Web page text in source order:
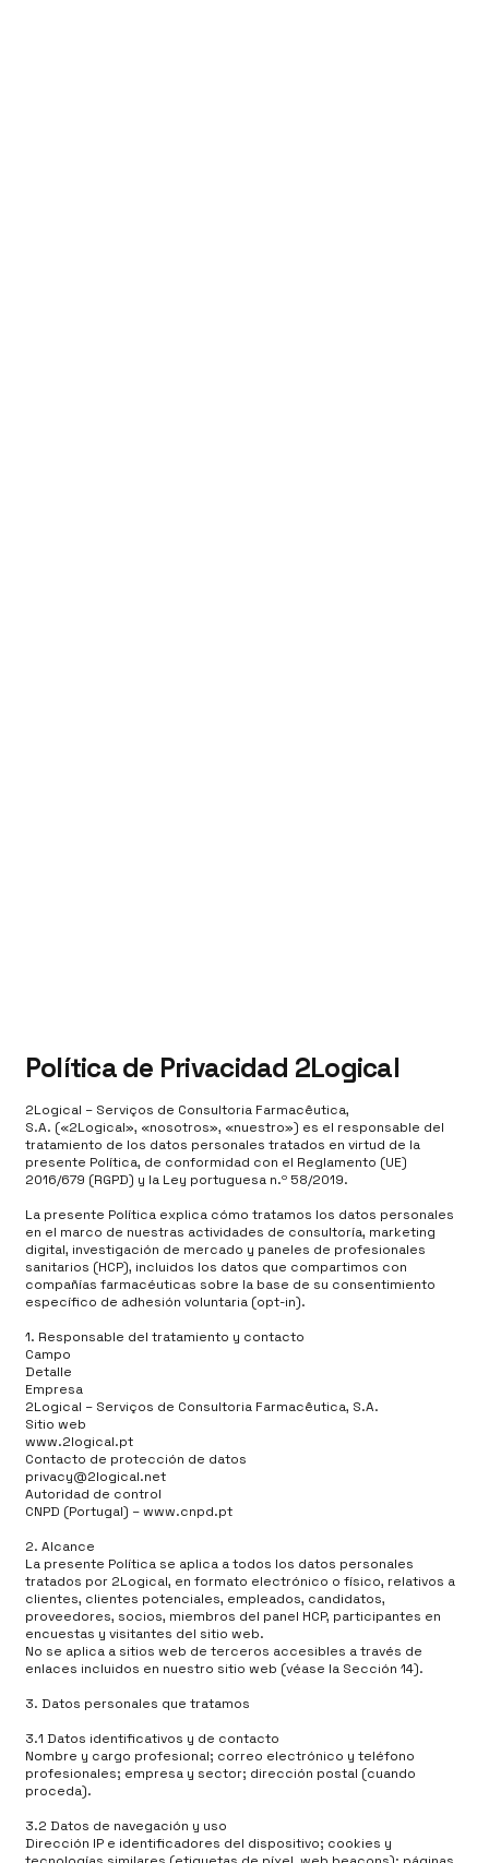
Política de Privacidad 2Logical
2Logical – Serviços de Consultoria Farmacêutica,
S.A. («2Logical», «nosotros», «nuestro») es el responsable del
tratamiento de los datos personales tratados en virtud de la
presente Política, de conformidad con el Reglamento (UE)
2016/679 (RGPD) y la Ley portuguesa n.º 58/2019.
La presente Política explica cómo tratamos los datos personales
en el marco de nuestras actividades de consultoría, marketing
digital, investigación de mercado y paneles de profesionales
sanitarios (HCP), incluidos los datos que compartimos con
compañías farmacéuticas sobre la base de su consentimiento
específico de adhesión voluntaria (opt-in).
1. Responsable del tratamiento y contacto
Campo
Detalle
Empresa
2Logical – Serviços de Consultoria Farmacêutica, S.A.
Sitio web
www.2logical.pt
Contacto de protección de datos
privacy@2logical.net
Autoridad de control
CNPD (Portugal) –www.cnpd.pt
2. Alcance
La presente Política se aplica a todos los datos personales
tratados por 2Logical, en formato electrónico o físico, relativos a
clientes, clientes potenciales, empleados, candidatos,
proveedores, socios, miembros del panel HCP, participantes en
encuestas y visitantes del sitio web.
No se aplica a sitios web de terceros accesibles a través de
enlaces incluidos en nuestro sitio web (véase la Sección 14).
3. Datos personales que tratamos
3.1 Datos identificativos y de contacto
Nombre y cargo profesional; correo electrónico y teléfono
profesionales; empresa y sector; dirección postal (cuando
proceda).
3.2 Datos de navegación y uso
Dirección IP e identificadores del dispositivo; cookies y